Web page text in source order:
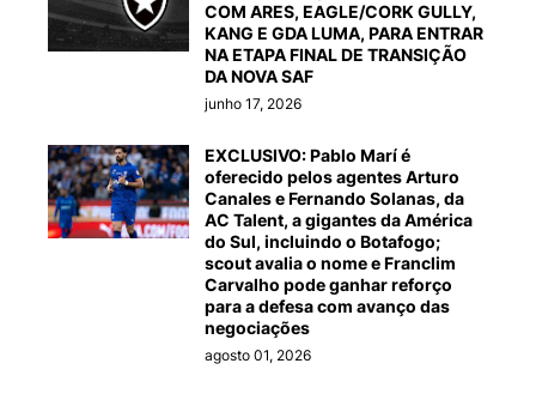
COM ARES, EAGLE/CORK GULLY,
KANG E GDA LUMA, PARA ENTRAR
NA ETAPA FINAL DE TRANSIÇÃO
DA NOVA SAF
junho 17, 2026
EXCLUSIVO: Pablo Marí é
oferecido pelos agentes Arturo
Canales e Fernando Solanas, da
AC Talent, a gigantes da América
do Sul, incluindo o Botafogo;
scout avalia o nome e Franclim
Carvalho pode ganhar reforço
para a defesa com avanço das
negociações
agosto 01, 2026